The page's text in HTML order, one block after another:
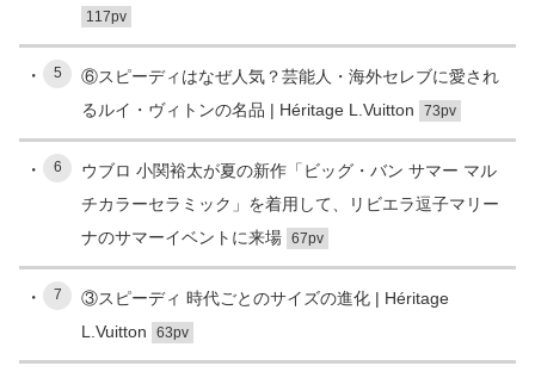
117pv
5
⑥スピーディはなぜ人気？芸能人・海外セレブに愛され
るルイ・ヴィトンの名品 | Héritage L.Vuitton
73pv
6
ウブロ 小関裕太が夏の新作「ビッグ・バン サマー マル
チカラーセラミック」を着用して、リビエラ逗子マリー
ナのサマーイベントに来場 67pv
7
③スピーディ 時代ごとのサイズの進化 | Héritage
L.Vuitton
63pv